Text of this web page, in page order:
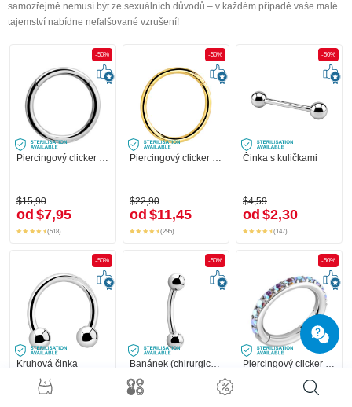
samozřejmě nemusí být ze sexuálních důvodů – v každém případě vaše malé
tajemství nabídne nefalšované vzrušení!
-50%
Piercingový clicker (chirurgická ocel, stříbrná, lesklý povrch)
$15,90
od $7,95
(518)
-50%
Piercingový clicker (chirurgická ocel, zlatá, lesklý povrch)
$22,90
od $11,45
(295)
-50%
Činka s kuličkami
$4,59
od $2,30
(147)
-50%
Kruhová činka
-50%
Banánek (chirurgická ocel, stříbrná, lesklý povrch) s kuličkami
-50%